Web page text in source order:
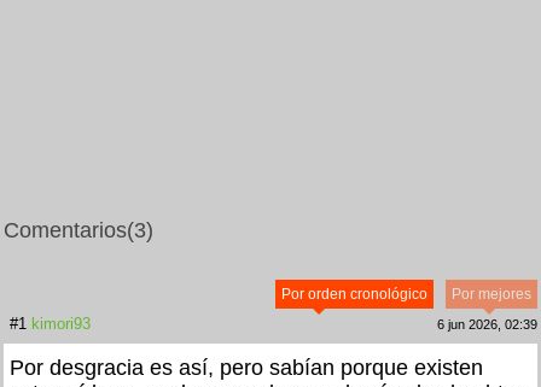
Comentarios(3)
Por mejores
Por orden cronológico
#1 kimori93 6 jun 2026, 02:39
Por desgracia es así, pero sabían porque existen